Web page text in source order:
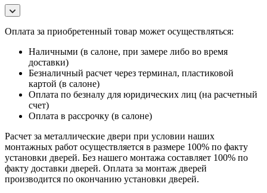
Оплата за приобретенный товар может осуществляться:
Наличными (в салоне, при замере либо во время
доставки)
Безналичный расчет через терминал, пластиковой
картой (в салоне)
Оплата по безналу для юридических лиц (на расчетный
счет)
Оплата в рассрочку (в салоне)
Расчет за металлические двери при условии наших
монтажных работ осуществляется в размере 100% по факту
установки дверей. Без нашего монтажа составляет 100% по
факту доставки дверей. Оплата за монтаж дверей
производится по окончанию установки дверей.